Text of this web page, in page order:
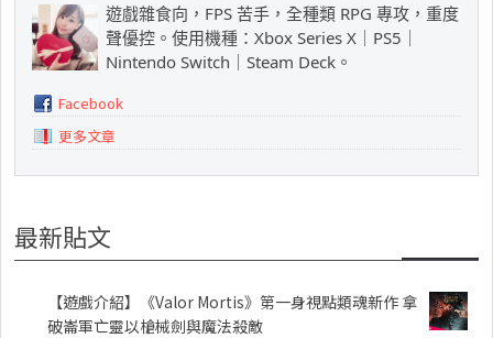
遊戲雜食向，FPS 苦手，全種類 RPG 專攻，重度
聲優控。使用機種：Xbox Series X｜PS5｜
Nintendo Switch｜Steam Deck。
Facebook
更多文章
最新貼文
【遊戲介紹】《Valor Mortis》第一身視點類魂新作 拿
破崙軍亡靈以槍械劍與魔法殺敵